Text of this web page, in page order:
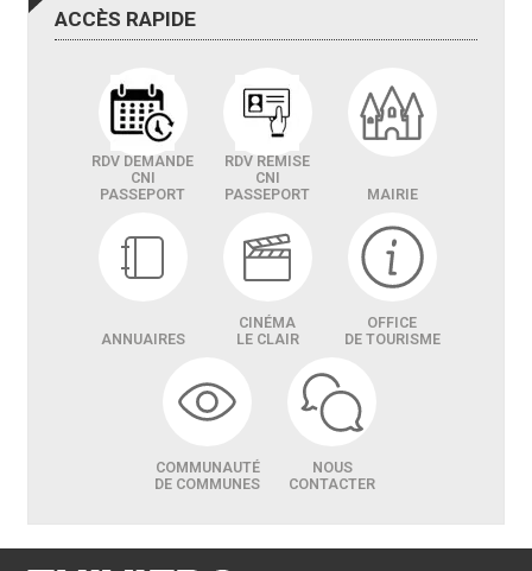
ACCÈS RAPIDE
RDV DEMANDE
CNI
PASSEPORT
RDV REMISE
CNI
PASSEPORT
MAIRIE
ANNUAIRES
CINÉMA
LE CLAIR
OFFICE
DE TOURISME
COMMUNAUTÉ
DE COMMUNES
NOUS
CONTACTER